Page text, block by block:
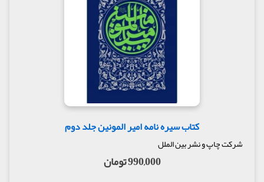
کتاب سیره نامه امیر المونین جلد دوم
شرکت چاپ و نشر بین الملل
990,000 تومان